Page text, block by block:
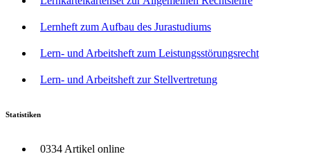
Lernheft zum Aufbau des Jurastudiums
Lern- und Arbeitsheft zum Leistungsstörungsrecht
Lern- und Arbeitsheft zur Stellvertretung
Statistiken
0334 Artikel online